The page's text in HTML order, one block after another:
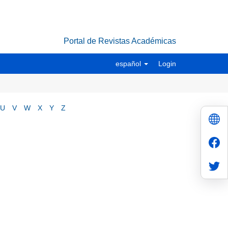
Portal de Revistas Académicas
español Login
U V W X Y Z